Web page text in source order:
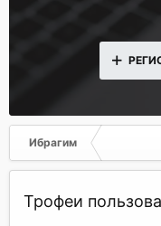
Ибрагим
Трофеи